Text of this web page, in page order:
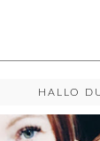
HALLO